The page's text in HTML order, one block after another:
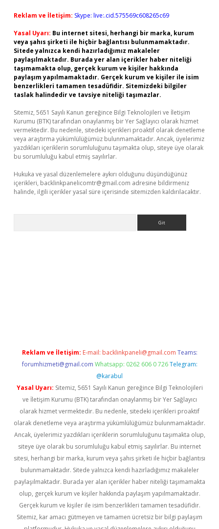
Reklam ve İletişim: Skype: live:.cid.575569c608265c69
Yasal Uyarı: Bu internet sitesi, herhangi bir marka, kurum
veya şahıs şirketi ile hiçbir bağlantısı bulunmamaktadır.
Sitede yalnızca kendi hazırladığımız makaleler
paylaşılmaktadır. Burada yer alan içerikler haber niteliği
taşımamakta olup, gerçek kurum ve kişiler hakkında
paylaşım yapılmamaktadır. Gerçek kurum ve kişiler ile isim
benzerlikleri tamamen tesadüfidir. Sitemizdeki bilgiler
taslak halindedir ve tavsiye niteliği taşımazlar.
Sitemiz, 5651 Sayılı Kanun gereğince Bilgi Teknolojileri ve İletişim
Kurumu (BTK) tarafından onaylanmış bir Yer Sağlayıcı olarak hizmet
vermektedir. Bu nedenle, sitedeki içerikleri proaktif olarak denetleme
veya araştırma yükümlülüğümüz bulunmamaktadır. Ancak, üyelerimiz
yazdıkları içeriklerin sorumluluğunu taşımakta olup, siteye üye olarak
bu sorumluluğu kabul etmiş sayılırlar.
Hukuka ve yasal düzenlemelere aykırı olduğunu düşündüğünüz
içerikleri, backlinkpanelicomtr@gmail.com adresine bildirmeniz
halinde, ilgili içerikler yasal süre içerisinde sitemizden kaldırılacaktır.
Reklam ve İletişim: E-mail: backlinkpaneli@gmail.com Teams:
forumhizmeti@gmail.com Whatsapp: 0262 606 0 726 Telegram:
@karabul
Yasal Uyarı: Sitemiz, 5651 Sayılı Kanun gereğince Bilgi Teknolojileri
ve İletişim Kurumu (BTK) tarafından onaylanmış bir Yer Sağlayıcı
olarak hizmet vermektedir. Bu nedenle, sitedeki içerikleri proaktif
olarak denetleme veya araştırma yükümlülüğümüz bulunmamaktadır.
Ancak, üyelerimiz yazdıkları içeriklerin sorumluluğunu taşımakta olup,
siteye üye olarak bu sorumluluğu kabul etmiş sayılırlar. Bu internet
sitesi, herhangi bir marka, kurum veya şahıs şirketi ile hiçbir bağlantısı
bulunmamaktadır. Sitede yalnızca kendi hazırladığımız makaleler
paylaşılmaktadır. Burada yer alan içerikler haber niteliği taşımamakta
olup, gerçek kurum ve kişiler hakkında paylaşım yapılmamaktadır.
Gerçek kurum ve kişiler ile isim benzerlikleri tamamen tesadüfidir.
Sitemiz, kar amacı gütmeyen ve tamamen ücretsiz bir bilgi paylaşım